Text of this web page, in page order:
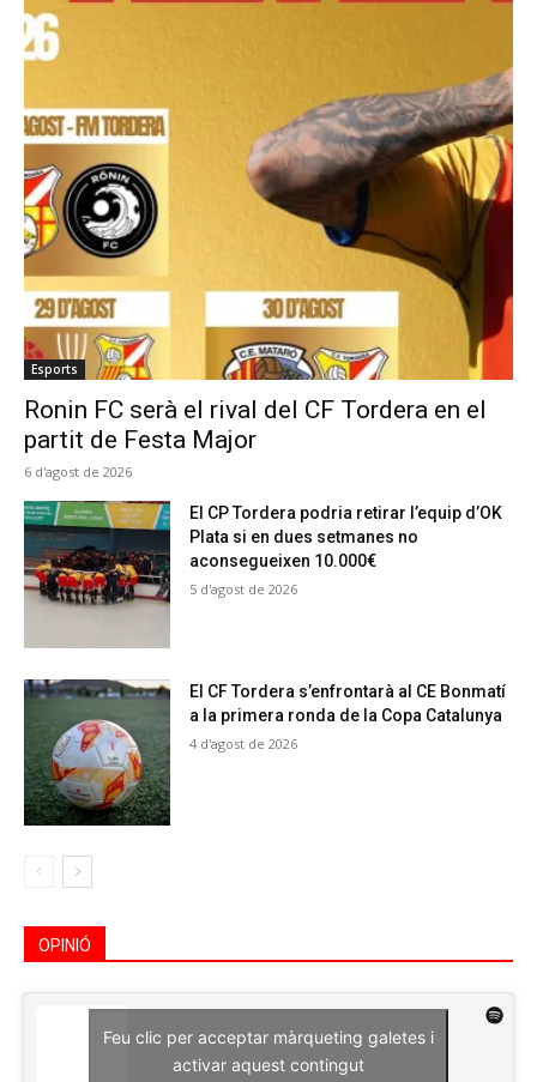
Esports
Ronin FC serà el rival del CF Tordera en el
partit de Festa Major
6 d'agost de 2026
El CP Tordera podria retirar l’equip d’OK
Plata si en dues setmanes no
aconsegueixen 10.000€
5 d'agost de 2026
El CF Tordera s’enfrontarà al CE Bonmatí
a la primera ronda de la Copa Catalunya
4 d'agost de 2026
OPINIÓ
Feu clic per acceptar màrqueting galetes i
activar aquest contingut